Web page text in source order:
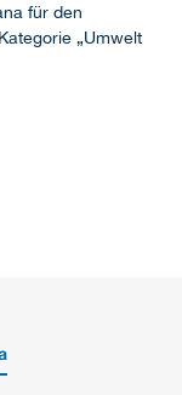
für den
„Umwelt